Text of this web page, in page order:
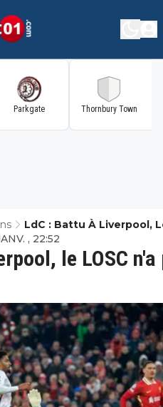
Parkgate Thornbury Town
LdC : Battu À Liverpool,
LOSC N'a Pas À Rougir
le LOSC n'a
, 22:52